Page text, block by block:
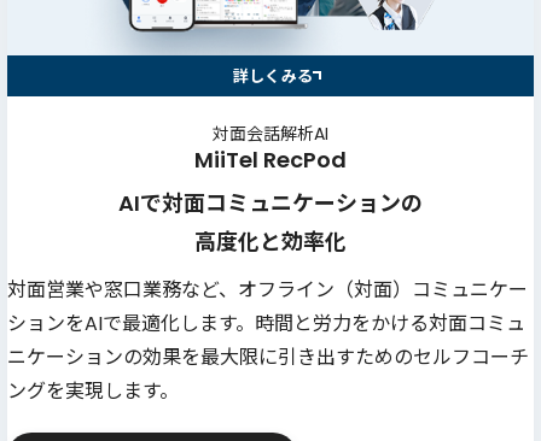
詳しくみる
対面会話解析AI
MiiTel RecPod
AIで対面コミュニケーションの
高度化と効率化
対面営業や窓口業務など、オフライン（対面）コミュニケー
ションをAIで最適化します。時間と労力をかける対面コミュ
ニケーションの効果を最大限に引き出すためのセルフコーチ
ングを実現します。